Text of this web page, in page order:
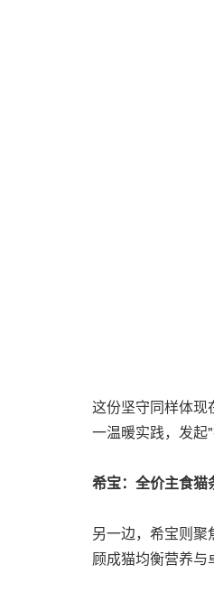
这份坚守同样体现
一温暖实践，发起
希宝：全价主食猫
另一边，希宝则
顾成猫均衡营养与